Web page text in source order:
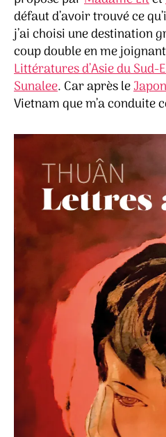
défaut d’avoir trouvé ce
j’ai choisi une destination
coup double en me
Littératures d’Asie du Sud-
Sunalee. Car après le
Vietnam que m’a conduite